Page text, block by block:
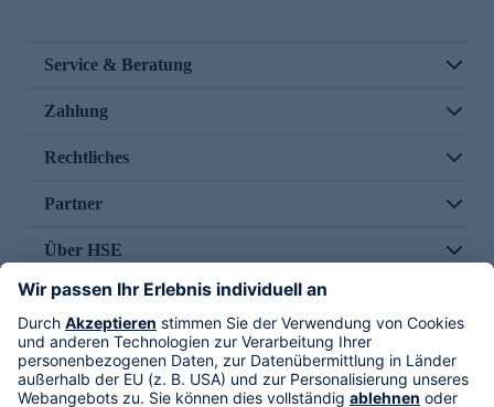
Service & Beratung
Zahlung
Rechtliches
Partner
Über HSE
Im TV
HSE International